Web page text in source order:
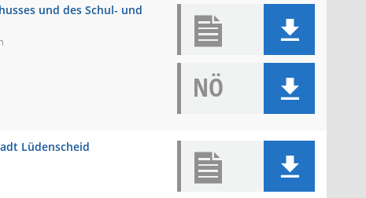
und des Schul- und
NÖ
Lüdenscheid